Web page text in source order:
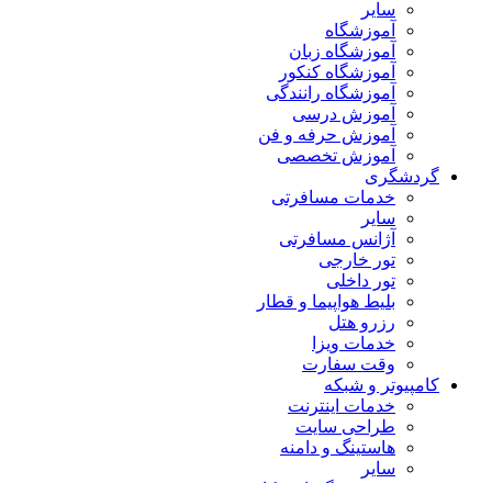
سایر
آموزشگاه
آموزشگاه زبان
آموزشگاه کنکور
آموزشگاه رانندگی
آموزش درسی
آموزش حرفه و فن
آموزش تخصصی
گردشگری
خدمات مسافرتی
سایر
آژانس مسافرتی
تور خارجی
تور داخلی
بلیط هواپیما و قطار
رزرو هتل
خدمات ویزا
وقت سفارت
کامپیوتر و شبکه
خدمات اینترنت
طراحی سایت
هاستینگ و دامنه
سایر